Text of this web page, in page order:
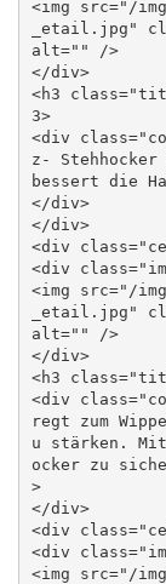
<img src="/
_etail.jpg"
alt="" />
</div>
<h3
3>
<div
z-
bessert die
</div>
</div>
<div
<div
<img src="/
_etail.jpg"
alt="" />
</div>
<h3
<div
regt zum
u stärken.
ocker zu
>
</div>
<div
<div
<img src="/